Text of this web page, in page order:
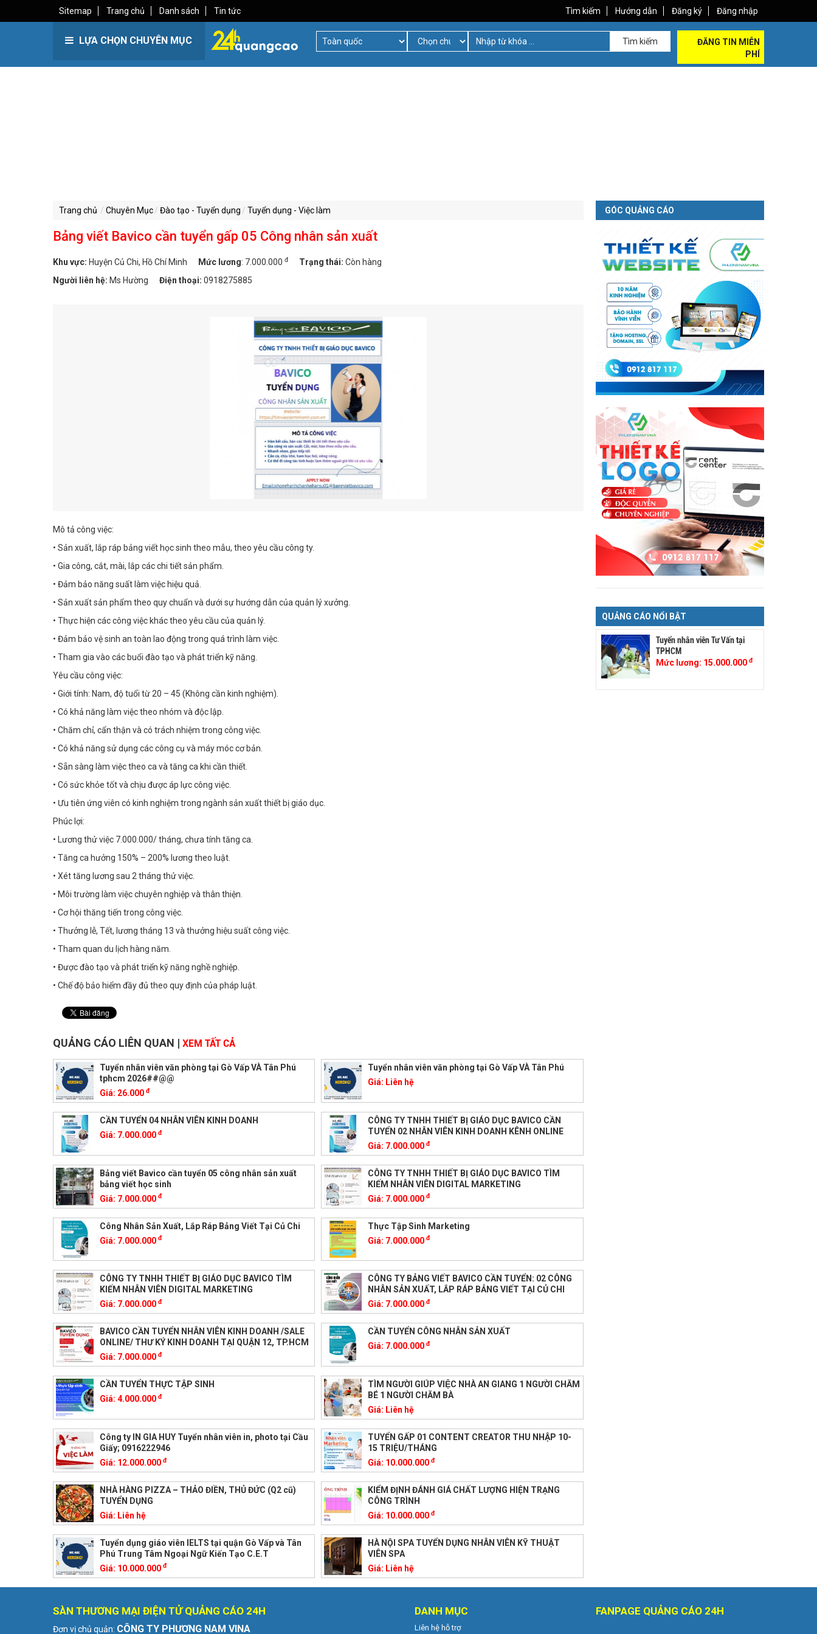
Sitemap Trang chủ Danh sách Tin tức Tìm kiếm Hướng dẫn Đăng ký Đăng nhập
LỰA CHỌN CHUYÊN MỤC Tìm kiếm
ĐĂNG TIN MIỄN
PHÍ
Trang chủ Chuyên Mục Đào tạo - Tuyển dụng Tuyển dụng - Việc làm
Bảng viết Bavico cần tuyển gấp 05 Công nhân sản xuất
Khu vực: Huyện Củ Chi, Hồ Chí Minh Mức lương: 7.000.000 đ Trạng thái: Còn hàng
Người liên hệ: Ms Hường Điện thoại: 0918275885
Mô tả công việc:
• Sản xuất, lắp ráp bảng viết học sinh theo mẫu, theo yêu cầu công ty.
• Gia công, cắt, mài, lắp các chi tiết sản phẩm.
• Đảm bảo năng suất làm việc hiệu quả.
• Sản xuất sản phẩm theo quy chuẩn và dưới sự hướng dẫn của quản lý xưởng.
• Thực hiện các công việc khác theo yêu cầu của quản lý.
• Đảm bảo vệ sinh an toàn lao động trong quá trình làm việc.
• Tham gia vào các buổi đào tạo và phát triển kỹ năng.
Yêu cầu công việc:
• Giới tính: Nam, độ tuổi từ 20 – 45 (Không cần kinh nghiệm).
• Có khả năng làm việc theo nhóm và độc lập.
• Chăm chỉ, cẩn thận và có trách nhiệm trong công việc.
• Có khả năng sử dụng các công cụ và máy móc cơ bản.
• Sẵn sàng làm việc theo ca và tăng ca khi cần thiết.
• Có sức khỏe tốt và chịu được áp lực công việc.
• Ưu tiên ứng viên có kinh nghiệm trong ngành sản xuất thiết bị giáo dục.
Phúc lợi:
• Lương thử việc 7.000.000/ tháng, chưa tính tăng ca.
• Tăng ca hưởng 150% – 200% lương theo luật.
• Xét tăng lương sau 2 tháng thử việc.
• Môi trường làm việc chuyên nghiệp và thân thiện.
• Cơ hội thăng tiến trong công việc.
• Thưởng lễ, Tết, lương tháng 13 và thưởng hiệu suất công việc.
• Tham quan du lịch hàng năm.
• Được đào tạo và phát triển kỹ năng nghề nghiệp.
• Chế độ bảo hiểm đầy đủ theo quy định của pháp luật.
QUẢNG CÁO LIÊN QUAN | XEM TẤT CẢ
Tuyển nhân viên văn phòng tại Gò Vấp VÀ Tân Phú
tphcm 2026##@@
Giá: 26.000 đ
Tuyển nhân viên văn phòng tại Gò Vấp VÀ Tân Phú
Giá: Liên hệ
CẦN TUYỂN 04 NHÂN VIÊN KINH DOANH
Giá: 7.000.000 đ
CÔNG TY TNHH THIẾT BỊ GIÁO DỤC BAVICO CẦN
TUYỂN 02 NHÂN VIÊN KINH DOANH KÊNH ONLINE
Giá: 7.000.000đ
Bảng viết Bavico cần tuyển 05 công nhân sản xuất
bảng viết học sinh
Giá: 7.000.000 đ
CÔNG TY TNHH THIẾT BỊ GIÁO DỤC BAVICO TÌM
KIẾM NHÂN VIÊN DIGITAL MARKETING
Giá: 7.000.000đ
Công Nhân Sản Xuất, Lắp Ráp Bảng Viết Tại Củ Chi
Giá: 7.000.000 đ
Thực Tập Sinh Marketing
Giá: 7.000.000đ
CÔNG TY TNHH THIẾT BỊ GIÁO DỤC BAVICO TÌM
KIẾM NHÂN VIÊN DIGITAL MARKETING
Giá: 7.000.000 đ
CÔNG TY BẢNG VIẾT BAVICO CẦN TUYỂN: 02 CÔNG
NHÂN SẢN XUẤT, LẮP RÁP BẢNG VIẾT TẠI CỦ CHI
Giá: 7.000.000đ
BAVICO CẦN TUYỂN NHÂN VIÊN KINH DOANH /SALE
ONLINE/ THƯ KÝ KINH DOANH TẠI QUẬN 12, TP.HCM
Giá: 7.000.000 đ
CẦN TUYỂN CÔNG NHÂN SẢN XUẤT
Giá: 7.000.000đ
CẦN TUYỂN THỰC TẬP SINH
Giá: 4.000.000 đ
TÌM NGƯỜI GIÚP VIỆC NHÀ AN GIANG 1 NGƯỜI CHĂM
BÉ 1 NGƯỜI CHĂM BÀ
Giá: Liên hệ
Công ty IN GIA HUY Tuyển nhân viên in, photo tại Cầu
Giấy; 0916222946
Giá: 12.000.000 đ
TUYỂN GẤP 01 CONTENT CREATOR THU NHẬP 10-
15 TRIỆU/THÁNG
Giá: 10.000.000đ
NHÀ HÀNG PIZZA – THẢO ĐIỀN, THỦ ĐỨC (Q2 cũ)
TUYỂN DỤNG
Giá: Liên hệ
KIỂM ĐỊNH ĐÁNH GIÁ CHẤT LƯỢNG HIỆN TRẠNG
CÔNG TRÌNH
Giá: 10.000.000đ
Tuyển dụng giáo viên IELTS tại quận Gò Vấp và Tân
Phú Trung Tâm Ngoại Ngữ Kiến Tạo C.E.T
Giá: 10.000.000 đ
HÀ NỘI SPA TUYỂN DỤNG NHÂN VIÊN KỸ THUẬT
VIÊN SPA
Giá: Liên hệ
GÓC QUẢNG CÁO
QUẢNG CÁO NỔI BẬT
Tuyển nhân viên Tư Vấn tại
TPHCM
Mức lương: 15.000.000 đ
SÀN THƯƠNG MẠI ĐIỆN TỬ QUẢNG CÁO 24H
Đơn vị chủ quản: CÔNG TY PHƯƠNG NAM VINA
DANH MỤC
Liên hệ hỗ trợ
FANPAGE QUẢNG CÁO 24H